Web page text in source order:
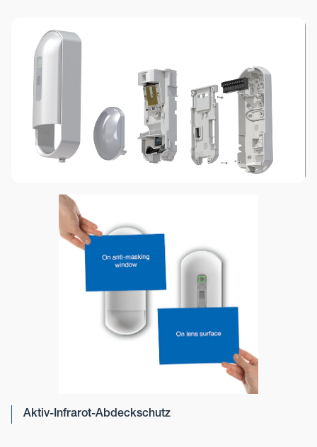
Aktiv-Infrarot-Abdeckschutz